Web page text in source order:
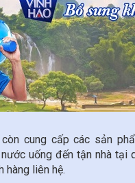
cung cấp các sản
uống đến tận nhà
hàng liên hệ.